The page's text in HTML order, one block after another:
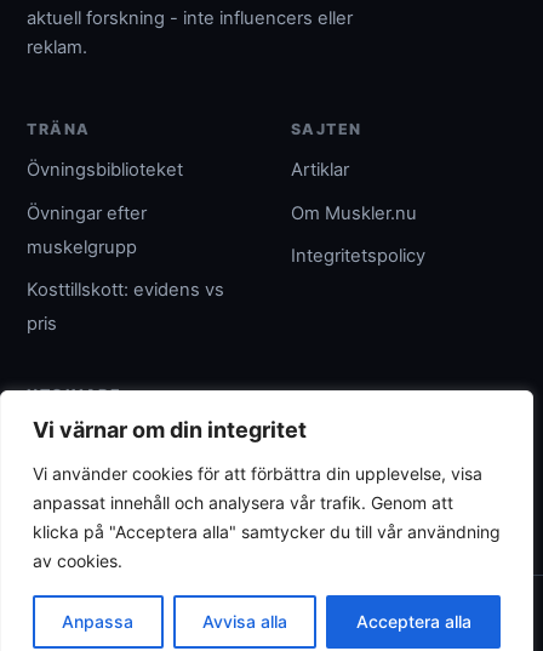
Vi värnar om din integritet
Vi använder cookies för att förbättra din upplevelse, visa
anpassat innehåll och analysera vår trafik. Genom att
klicka på "Acceptera alla" samtycker du till vår användning
av cookies.
Anpassa Avvisa alla Acceptera alla
aktuell forskning - inte influencers eller
reklam.
TRÄNA
Övningsbiblioteket
Övningar efter
muskelgrupp
Kosttillskott: evidens vs
pris
SAJTEN
Artiklar
Om Muskler.nu
Integritetspolicy
UTGIVARE
Umpteenth Media
Org.nr 559183-3313
wave@umpteenth.media
© 2026 Muskler.nu
Allmän träningsinformation - ersätter inte individuell rådgivning.